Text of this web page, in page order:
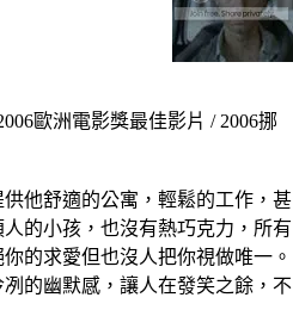
歐洲電影獎最佳影片 / 2006挪
他舒適的公寓，輕鬆的工作，甚
的小孩，也沒有熱巧克力，所有
的求愛但也沒人把你視做唯一。
的幽默感，讓人在發笑之餘，不